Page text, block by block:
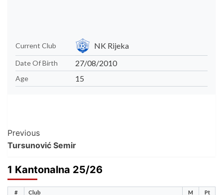
Current Club NK Rijeka
Date Of Birth 27/08/2010
Age 15
Post
Navigation
Previous
Tursunović Semir
1 Kantonalna 25/26
# Club M Pt